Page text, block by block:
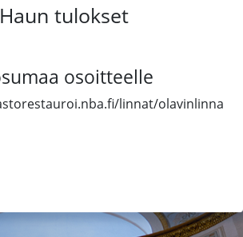
Haun tulokset
osoitteelle
linnat/olavinlinna